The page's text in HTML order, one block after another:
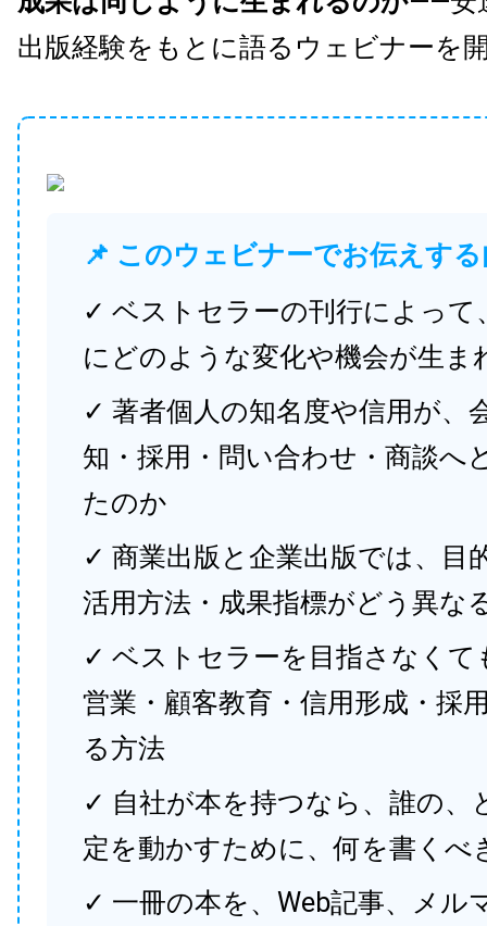
出版経験をもとに語るウェビナーを
📌 このウェビナーでお伝えす
✓ ベストセラーの刊行によって
にどのような変化や機会が生ま
✓ 著者個人の知名度や信用が、
知・採用・問い合わせ・商談へ
たのか
✓ 商業出版と企業出版では、目
活用方法・成果指標がどう異な
✓ ベストセラーを目指さなくて
営業・顧客教育・信用形成・採
る方法
✓ 自社が本を持つなら、誰の、
定を動かすために、何を書くべ
✓ 一冊の本を、Web記事、メル